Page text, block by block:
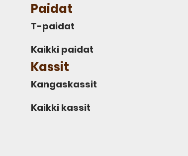
Paidat
T-paidat
Kaikki paidat
Kassit
Kangaskassit
Kaikki kassit